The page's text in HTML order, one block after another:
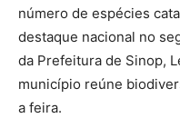
número de espécies
destaque nacional no
da Prefeitura de Sinop,
município reúne
a feira.